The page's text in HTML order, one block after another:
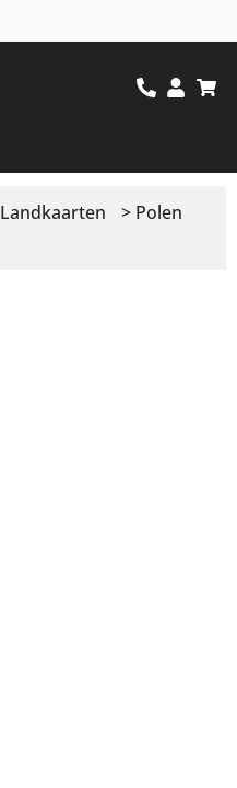
Landkaarten
> Polen